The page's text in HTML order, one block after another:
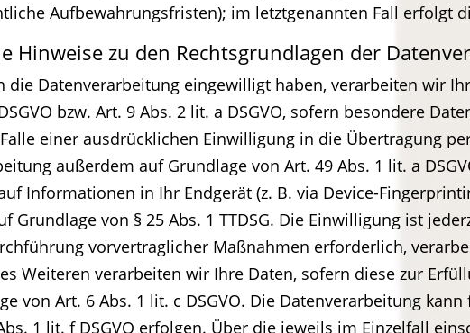
Aufbewahrungsfristen); im letztgenannten Fall erfolgt
Hinweise zu den Rechtsgrundlagen der
die Datenverarbeitung eingewilligt haben, verarbeiten wir
bzw. Art. 9 Abs. 2 lit. a DSGVO, sofern besondere
einer ausdrücklichen Einwilligung in die Übertragung
außerdem auf Grundlage von Art. 49 Abs. 1 lit. a
Informationen in Ihr Endgerät (z. B. via Device-
Grundlage von § 25 Abs. 1 TTDSG. Die Einwilligung ist
vorvertraglicher Maßnahmen erforderlich,
Weiteren verarbeiten wir Ihre Daten, sofern diese zur
von Art. 6 Abs. 1 lit. c DSGVO. Die Datenverarbeitung
1 lit. f DSGVO erfolgen. Über die jeweils im Einzelfall